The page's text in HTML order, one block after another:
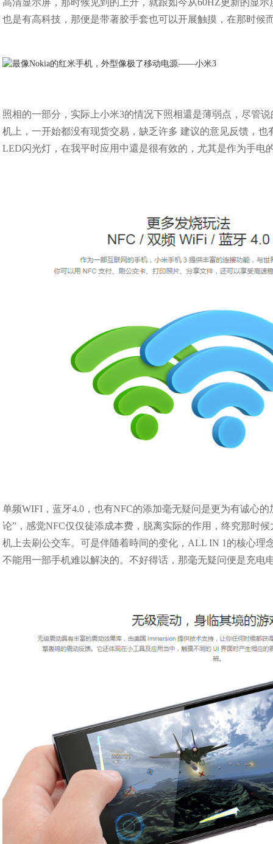
高清显示屏，那时候见到的上升，就跟如今从60HZ更新的显
也是有高科技，那便是带著胶手套也可以开展触摸，在那时候
照相的一部分，实际上小米3的情况下照相還是薄弱点，尽管
机上，一开始都没有现货交易，缺乏许多 建议的意见反馈，
LED闪光灯，在我平时应用中還是很有效的，尤其是作为手电
单频WIFI，蓝牙4.0，也有NFC的添加毫无疑问是更为有诚心
论”，感觉NFC仅仅徒添成本费，脱离实际的作用，终究那时
机上去刷公交车。可是伴随着時间的变化，ALL IN 1的核心
不能用一部手机难以解决的。不好得话，那毫无疑问便是充电